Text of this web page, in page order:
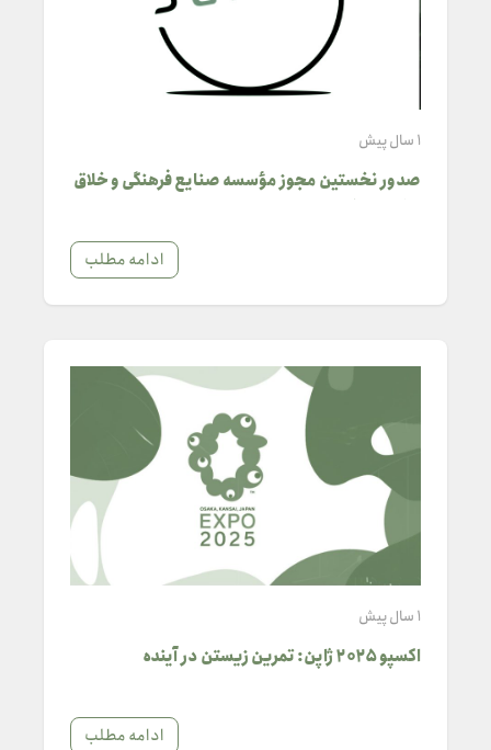
1 سال پیش
صدور نخستین مجوز مؤسسه صنایع فرهنگی و خلاق
ادامه مطلب
1 سال پیش
اکسپو ۲۰۲۵ ژاپن: تمرین زیستن در آینده
ادامه مطلب